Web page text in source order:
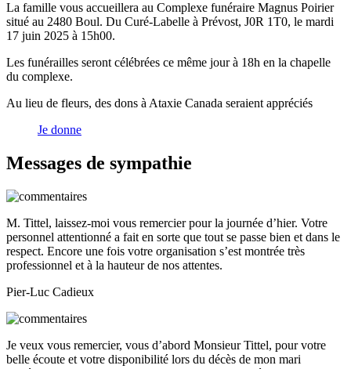
La famille vous accueillera au Complexe funéraire Magnus Poirier
situé au 2480 Boul. Du Curé-Labelle à Prévost, J0R 1T0, le mardi
17 juin 2025 à 15h00.
Les funérailles seront célébrées ce même jour à 18h en la chapelle
du complexe.
Au lieu de fleurs, des dons à Ataxie Canada seraient appréciés
Je donne
Messages de sympathie
M. Tittel, laissez-moi vous remercier pour la journée d’hier. Votre
personnel attentionné a fait en sorte que tout se passe bien et dans le
respect. Encore une fois votre organisation s’est montrée très
professionnel et à la hauteur de nos attentes.
Pier-Luc Cadieux
Je veux vous remercier, vous d’abord Monsieur Tittel, pour votre
belle écoute et votre disponibilité lors du décès de mon mari